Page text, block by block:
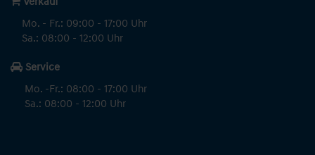
Mo. - Fr.: 09:00 - 17:00 Uhr
Sa.: 08:00 - 12:00 Uhr
Service
Mo. -Fr.: 08:00 - 17:00 Uhr
Sa.: 08:00 - 12:00 Uhr